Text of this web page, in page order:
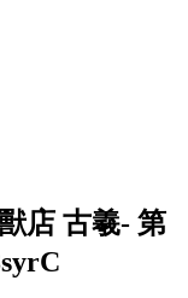
店 古羲- 第